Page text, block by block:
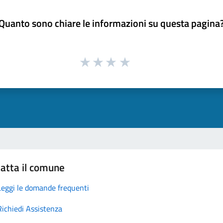
sono chiare le informazioni su questa
il comune
le domande frequenti
Assistenza